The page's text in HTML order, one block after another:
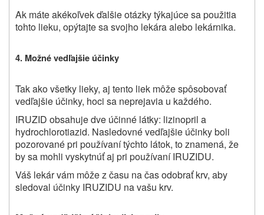
Ak máte akékoľvek ďalšie otázky týkajúce sa použitia
tohto lieku, opýtajte sa svojho lekára alebo lekárnika.
4. Možné vedľajšie účinky
Tak ako všetky lieky, aj tento liek môže spôsobovať
vedľajšie účinky, hoci sa neprejavia u každého.
IRUZID obsahuje dve účinné látky: lizinopril a
hydrochlorotiazid. Nasledovné vedľajšie účinky boli
pozorované pri používaní týchto látok, to znamená, že
by sa mohli vyskytnúť aj pri používaní IRUZIDU.
Váš lekár vám môže z času na čas odobrať krv, aby
sledoval účinky IRUZIDU na vašu krv.